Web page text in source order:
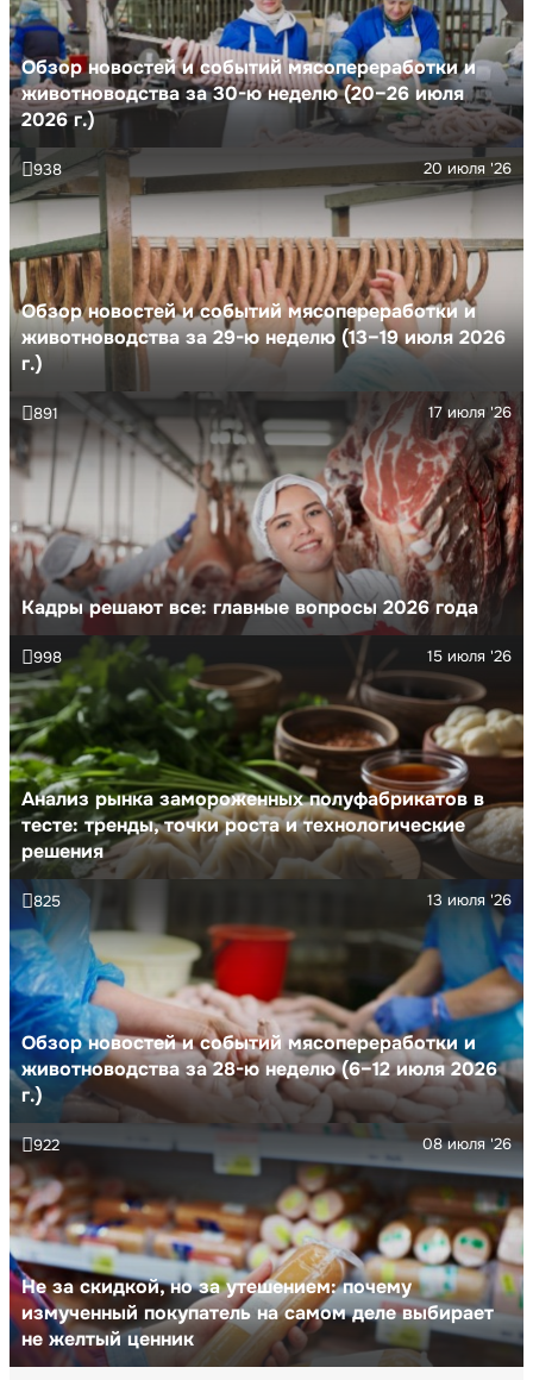
Обзор новостей и событий мясопереработки и
животноводства за 30-ю неделю (20–26 июля
2026 г.)
Обзор новостей и событий мясопереработки и
животноводства за 29-ю неделю (13–19 июля 2026
г.)
20 июля '26
938
Кадры решают все: главные вопросы 2026 года
17 июля '26
891
Анализ рынка замороженных полуфабрикатов в
тесте: тренды, точки роста и технологические
решения
15 июля '26
998
Обзор новостей и событий мясопереработки и
животноводства за 28-ю неделю (6–12 июля 2026
г.)
13 июля '26
825
Не за скидкой, но за утешением: почему
измученный покупатель на самом деле выбирает
не желтый ценник
08 июля '26
922